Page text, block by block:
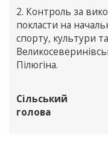
2. Контроль за
покласти на
спорту, культури
Пілюгіна.
Сільський
голова